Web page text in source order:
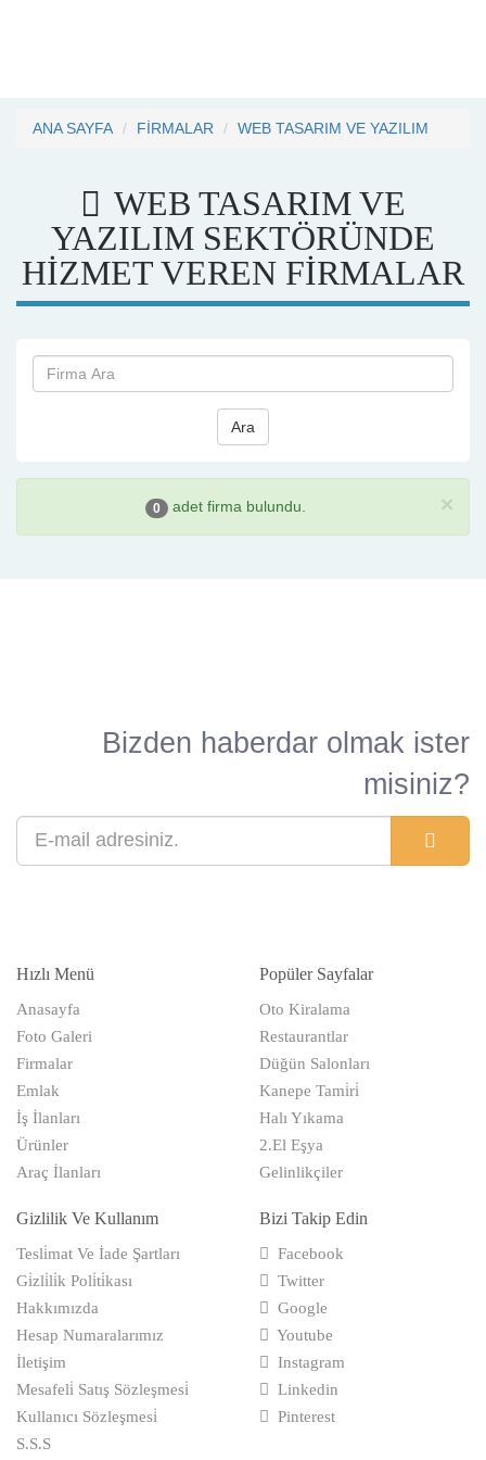
ANA SAYFA FİRMALAR WEB TASARIM VE YAZILIM
WEB TASARIM VE
YAZILIM SEKTÖRÜNDE
HİZMET VEREN FİRMALAR
Ara
×
0 adet firma bulundu.
Bizden haberdar olmak ister
misiniz?
Hızlı Menü
Anasayfa
Foto Galeri
Firmalar
Emlak
İş İlanları
Ürünler
Araç İlanları
Popüler Sayfalar
Oto Kiralama
Restaurantlar
Düğün Salonları
Kanepe Tami̇ri̇
Halı Yıkama
2.El Eşya
Gelinlikçiler
Gizlilik Ve Kullanım
Tesli̇mat Ve İade Şartları
Gi̇zli̇li̇k Poli̇ti̇kası
Hakkımızda
Hesap Numaralarımız
İletişim
Mesafeli̇ Satış Sözleşmesi̇
Kullanıcı Sözleşmesi̇
S.S.S
Bizi Takip Edin
Facebook
Twitter
Google
Youtube
Instagram
Linkedin
Pinterest